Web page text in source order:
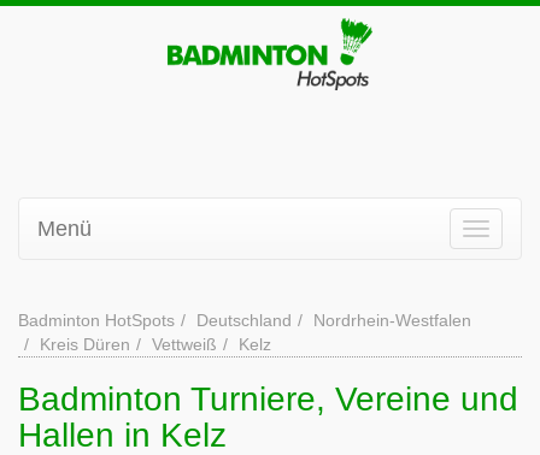
Menü
Badminton HotSpots Deutschland
Nordrhein-Westfalen
Kreis Düren
Vettweiß Kelz
Badminton Turniere, Vereine und
Hallen in Kelz